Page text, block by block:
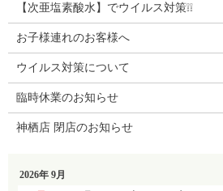
【次亜塩素酸水】でウイルス対策❕❕
お子様連れのお客様へ
ウイルス対策について
臨時休業のお知らせ
神栖店 閉店のお知らせ
2026年 9月